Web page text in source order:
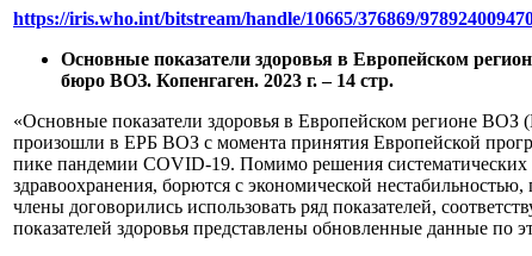
https://iris.who.int/bitstream/handle/10665/376869/
Основные показатели здоровья в Европейском
бюро ВОЗ. Копенгаген. 2023 г. – 14 стр.
«Основные показатели здоровья в Европейском регионе
произошли в ЕРБ ВОЗ с момента принятия Европейской
пике пандемии COVID-19. Помимо решения систематических
здравоохранения, борются с экономической
члены договорились использовать ряд показателей,
показателей здоровья представлены обновленные данные